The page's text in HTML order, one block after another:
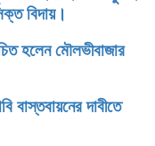
বিদায়।
হলেন মৌলভীবাজার
বাস্তবায়নের দাবীতে